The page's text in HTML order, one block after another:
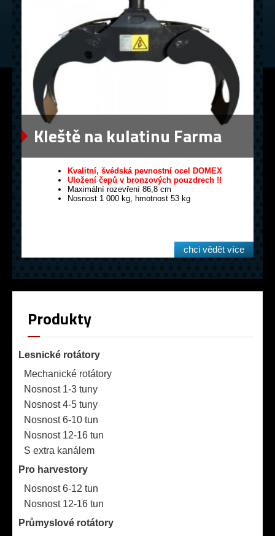
Kleště na kulatinu Farma
0,12
Kvalitní, švédská pevnostní ocel DOMEX
Uložení čepů v bronzových pouzdrech !!
Maximální rozevření 86,8 cm
Nosnost 1 000 kg, hmotnost 53 kg
chci vědět více
Produkty
Lesnické rotátory
Mechanické rotátory
Nosnost 1-3 tuny
Nosnost 4-5 tuny
Nosnost 6-10 tun
Nosnost 12-16 tun
S extra kanálem
Pro harvestory
Nosnost 6-12 tun
Nosnost 12-16 tun
Průmyslové rotátory